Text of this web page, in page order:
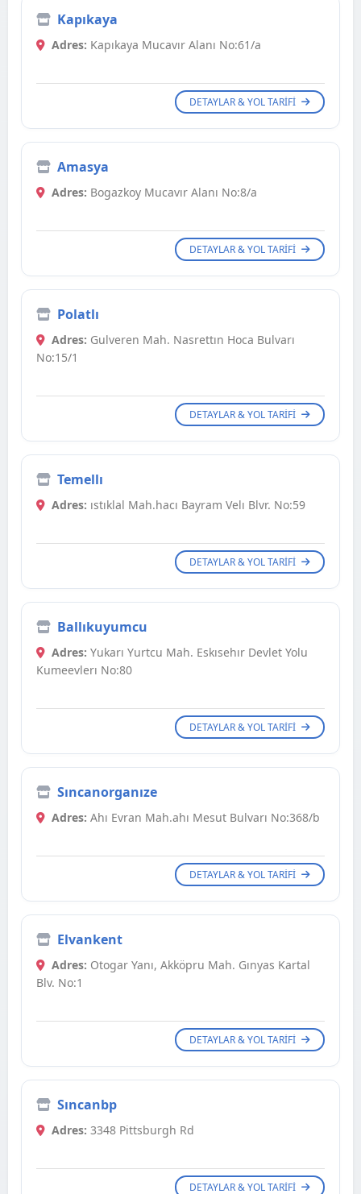
Kapıkaya
Adres: Kapıkaya Mucavır Alanı No:61/a
DETAYLAR & YOL TARIFI
Amasya
Adres: Bogazkoy Mucavır Alanı No:8/a
DETAYLAR & YOL TARIFI
Polatlı
Adres: Gulveren Mah. Nasrettın Hoca Bulvarı
No:15/1
DETAYLAR & YOL TARIFI
Temellı
Adres: ıstıklal Mah.hacı Bayram Velı Blvr. No:59
DETAYLAR & YOL TARIFI
Ballıkuyumcu
Adres: Yukarı Yurtcu Mah. Eskısehır Devlet Yolu
Kumeevlerı No:80
DETAYLAR & YOL TARIFI
Sıncanorganıze
Adres: Ahı Evran Mah.ahı Mesut Bulvarı No:368/b
DETAYLAR & YOL TARIFI
Elvankent
Adres: Otogar Yanı, Akköpru Mah. Gınyas Kartal
Blv. No:1
DETAYLAR & YOL TARIFI
Sıncanbp
Adres: 3348 Pittsburgh Rd
DETAYLAR & YOL TARIFI